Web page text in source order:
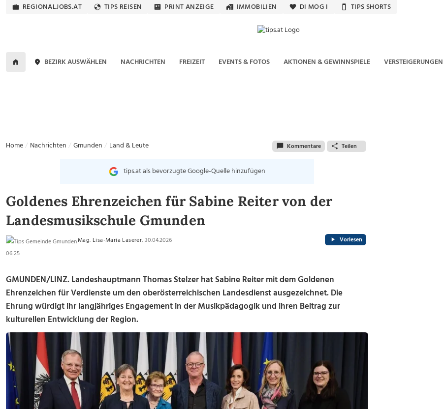
REGIONALJOBS.AT TIPS REISEN PRINT ANZEIGE IMMOBILIEN DI MOG I TIPS SHORTS
BEZIRK AUSWÄHLEN NACHRICHTEN FREIZEIT EVENTS & FOTOS AKTIONEN & GEWINNSPIELE VERSTEIGERUNGEN
Home Nachrichten Gmunden Land & Leute Kommentare Teilen
tips.at als bevorzugte Google-Quelle hinzufügen
Goldenes Ehrenzeichen für Sabine Reiter von der
Landesmusikschule Gmunden
Mag. Lisa-Maria Laserer, 30.04.2026
06:25
Vorlesen
GMUNDEN/LINZ. Landeshauptmann Thomas Stelzer hat Sabine Reiter mit dem Goldenen
Ehrenzeichen für Verdienste um den oberösterreichischen Landesdienst ausgezeichnet. Die
Ehrung würdigt ihr langjähriges Engagement in der Musikpädagogik und ihren Beitrag zur
kulturellen Entwicklung der Region.